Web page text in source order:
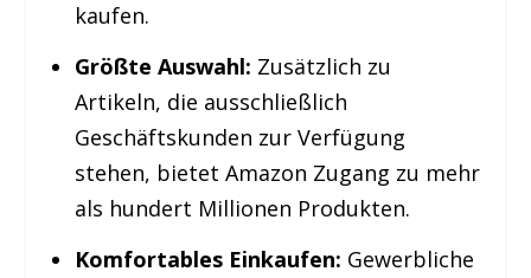
kaufen.
Größte Auswahl: Zusätzlich zu
Artikeln, die ausschließlich
Geschäftskunden zur Verfügung
stehen, bietet Amazon Zugang zu mehr
als hundert Millionen Produkten.
Komfortables Einkaufen: Gewerbliche